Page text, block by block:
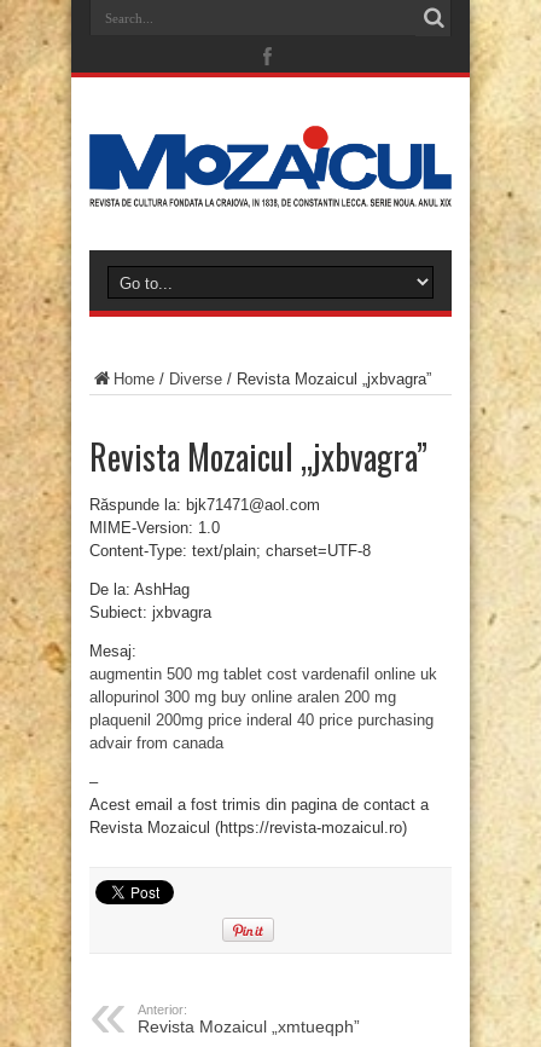
Home / Diverse / Revista Mozaicul „jxbvagra”
Revista Mozaicul „jxbvagra”
Răspunde la: bjk71471@aol.com
MIME-Version: 1.0
Content-Type: text/plain; charset=UTF-8
De la: AshHag
Subiect: jxbvagra
Mesaj:
augmentin 500 mg tablet cost vardenafil online uk
allopurinol 300 mg buy online aralen 200 mg
plaquenil 200mg price inderal 40 price purchasing
advair from canada
–
Acest email a fost trimis din pagina de contact a
Revista Mozaicul (https://revista-mozaicul.ro)
Anterior:
Revista Mozaicul „xmtueqph”